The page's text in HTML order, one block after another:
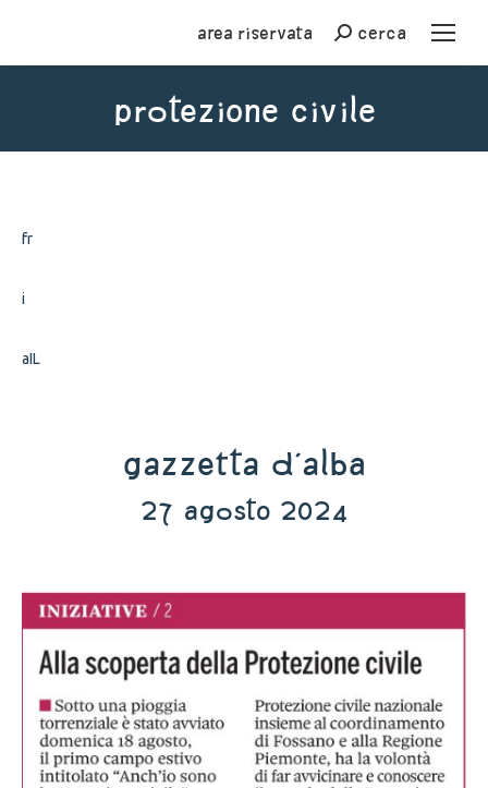
Area riservata Cercacerca
PROTEZIONE CIVILE
fr
i
aIL
Gazzetta d'Alba
27 agosto 2024